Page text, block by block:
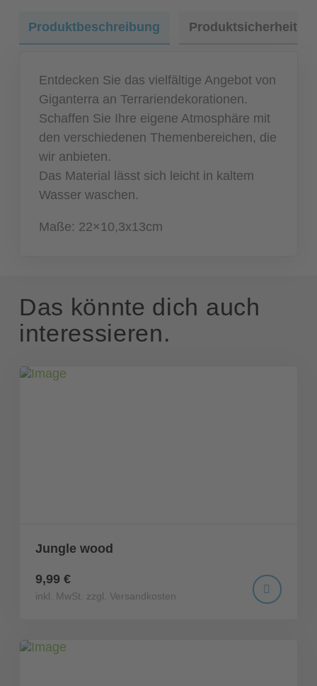
Produktbeschreibung Produktsicherheit
Entdecken Sie das vielfältige Angebot von
Giganterra an Terrariendekorationen.
Schaffen Sie Ihre eigene Atmosphäre mit
den verschiedenen Themenbereichen, die
wir anbieten.
Das Material lässt sich leicht in kaltem
Wasser waschen.
Maße: 22×10,3x13cm
Das könnte dich auch
interessieren.
Jungle wood
9,99 €
inkl. MwSt. zzgl. Versandkosten